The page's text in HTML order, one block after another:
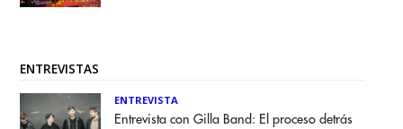
ENTREVISTAS
ENTREVISTA
Entrevista con Gilla Band: El proceso detrás